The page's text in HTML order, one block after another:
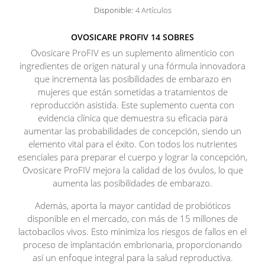
Disponible: 4 Artículos
OVOSICARE PROFIV 14 SOBRES
Ovosicare ProFIV es un suplemento alimenticio con
ingredientes de origen natural y una fórmula innovadora
que incrementa las posibilidades de embarazo en
mujeres que están sometidas a tratamientos de
reproducción asistida. Este suplemento cuenta con
evidencia clínica que demuestra su eficacia para
aumentar las probabilidades de concepción, siendo un
elemento vital para el éxito. Con todos los nutrientes
esenciales para preparar el cuerpo y lograr la concepción,
Ovosicare ProFIV mejora la calidad de los óvulos, lo que
aumenta las posibilidades de embarazo.
Además, aporta la mayor cantidad de probióticos
disponible en el mercado, con más de 15 millones de
lactobacilos vivos. Esto minimiza los riesgos de fallos en el
proceso de implantación embrionaria, proporcionando
así un enfoque integral para la salud reproductiva.